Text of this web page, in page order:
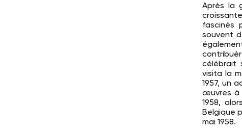
Après la
fascinés
souvent
célébrait
visita la
1957, un
œuvres à
1958,
Belgique
mai 1958.